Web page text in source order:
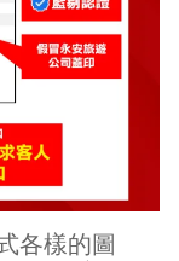
各樣的圖